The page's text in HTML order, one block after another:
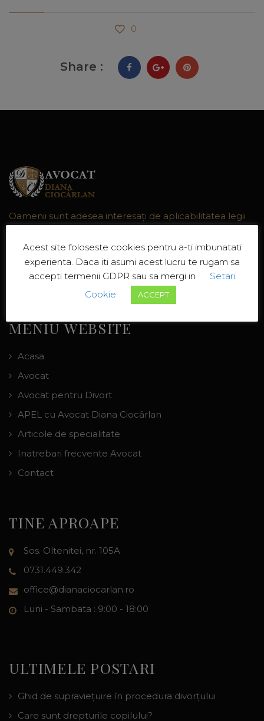
0
Share :
Oamenii sunt adesea interesaţi de aplicabilitatea legii
protejaţi prin aplicarea ei.
Termeni si conditii generale
MENIU WEBSITE
Acasa
Avocat
Avocat pentru Divort
APEL cu Avocat Diana Ciocârlan
Articole de specialitate
Inatrebari frecvente Avocat
Contact
TINE APROAPE
Sos. Oltenitei, nr. 105A
0731.449.342
office@dianaciocarlan.ro
Luni - Sambata : 9:00 - 18:00
ULTIMELE POSTARI
Ghid de supraviețuire în procedura divorțului
Care sunt drepturile copilului?
Acest site foloseste cookies pentru a-ti imbunatati
experienta. Daca iti asumi acest lucru te rugam sa
accepti termenii GDPR sau sa mergi in
Setari
Cookie
ACCEPT